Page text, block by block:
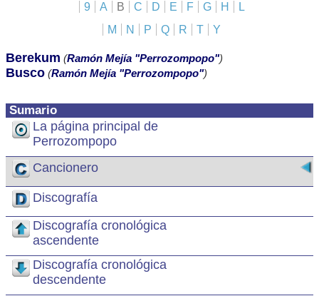
9 A B C D E F G H
L
M
N P Q R T Y
Sumario
La página principal de
Perrozompopo
Cancionero
Discografía
Discografía cronológica
ascendente
Discografía cronológica
descendente
Berekum (Ramón Mejía "Perrozompopo")
Busco (Ramón Mejía "Perrozompopo")